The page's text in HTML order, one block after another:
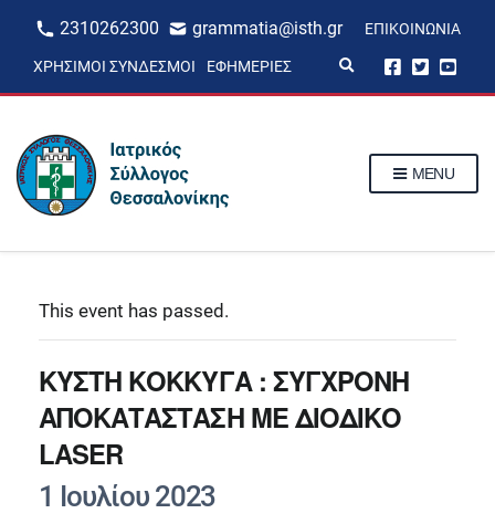
2310262300 grammatia@isth.gr ΕΠΙΚΟΙΝΩΝΊΑ
ΧΡΉΣΙΜΟΙ ΣΎΝΔΕΣΜΟΙ ΕΦΗΜΕΡΊΕΣ
p
MENU
This event has passed.
ΚΥΣΤΗ ΚΟΚΚΥΓΑ : ΣΥΓΧΡΟΝΗ
ΑΠΟΚΑΤΑΣΤΑΣΗ ΜΕ ΔΙOΔΙΚΟ
LASER
1 Ιουλίου 2023